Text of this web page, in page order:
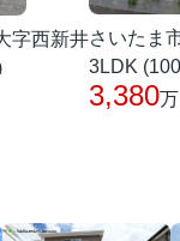
字西新井さいたま
3LDK
3,380